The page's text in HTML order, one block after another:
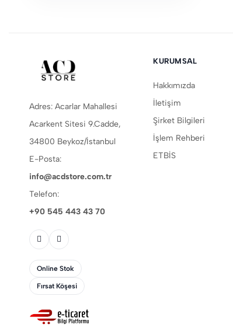
Adres: Acarlar Mahallesi
Acarkent Sitesi 9.Cadde,
34800 Beykoz/İstanbul
E-Posta:
info@acdstore.com.tr
Telefon:
+90 545 443 43 70
Online Stok
Fırsat Köşesi
KURUMSAL
Hakkımızda
İletişim
Şirket Bilgileri
İşlem Rehberi
ETBİS